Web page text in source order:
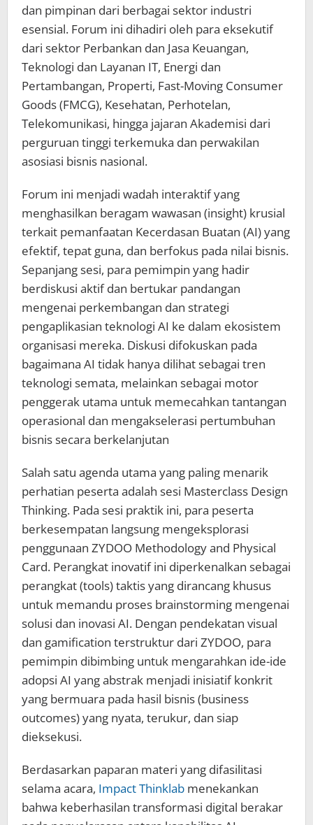
dan pimpinan dari berbagai sektor industri
esensial. Forum ini dihadiri oleh para eksekutif
dari sektor Perbankan dan Jasa Keuangan,
Teknologi dan Layanan IT, Energi dan
Pertambangan, Properti, Fast-Moving Consumer
Goods (FMCG), Kesehatan, Perhotelan,
Telekomunikasi, hingga jajaran Akademisi dari
perguruan tinggi terkemuka dan perwakilan
asosiasi bisnis nasional.
Forum ini menjadi wadah interaktif yang
menghasilkan beragam wawasan (insight) krusial
terkait pemanfaatan Kecerdasan Buatan (AI) yang
efektif, tepat guna, dan berfokus pada nilai bisnis.
Sepanjang sesi, para pemimpin yang hadir
berdiskusi aktif dan bertukar pandangan
mengenai perkembangan dan strategi
pengaplikasian teknologi AI ke dalam ekosistem
organisasi mereka. Diskusi difokuskan pada
bagaimana AI tidak hanya dilihat sebagai tren
teknologi semata, melainkan sebagai motor
penggerak utama untuk memecahkan tantangan
operasional dan mengakselerasi pertumbuhan
bisnis secara berkelanjutan
Salah satu agenda utama yang paling menarik
perhatian peserta adalah sesi Masterclass Design
Thinking. Pada sesi praktik ini, para peserta
berkesempatan langsung mengeksplorasi
penggunaan ZYDOO Methodology and Physical
Card. Perangkat inovatif ini diperkenalkan sebagai
perangkat (tools) taktis yang dirancang khusus
untuk memandu proses brainstorming mengenai
solusi dan inovasi AI. Dengan pendekatan visual
dan gamification terstruktur dari ZYDOO, para
pemimpin dibimbing untuk mengarahkan ide-ide
adopsi AI yang abstrak menjadi inisiatif konkrit
yang bermuara pada hasil bisnis (business
outcomes) yang nyata, terukur, dan siap
dieksekusi.
Berdasarkan paparan materi yang difasilitasi
selama acara, Impact Thinklab menekankan
bahwa keberhasilan transformasi digital berakar